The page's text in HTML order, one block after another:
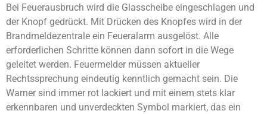
Bei Feuerausbruch wird die Glasscheibe eingeschlagen und
der Knopf gedrückt. Mit Drücken des Knopfes wird in der
Brandmeldezentrale ein Feueralarm ausgelöst. Alle
erforderlichen Schritte können dann sofort in die Wege
geleitet werden. Feuermelder müssen aktueller
Rechtssprechung eindeutig kenntlich gemacht sein. Die
Warner sind immer rot lackiert und mit einem stets klar
erkennbaren und unverdeckten Symbol markiert, das ein